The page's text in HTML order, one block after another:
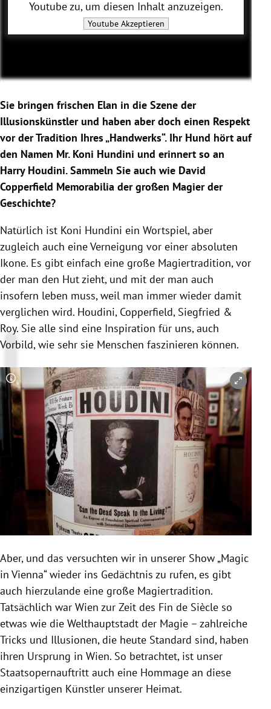
Youtubezu, um diesen Inhalt anzuzeigen.
YoutubeAkzeptieren
Sie bringen frischen Elan in die Szene der
Illusionskünstler und haben aber doch einen Respekt
vor der Tradition Ihres „Handwerks“. Ihr Hund hört auf
den Namen Mr. Koni Hundini und erinnert so an
Harry Houdini. Sammeln Sie auch wie David
Copperfield Memorabilia der großen Magier der
Geschichte?
Natürlich ist Koni Hundini ein Wortspiel, aber
zugleich auch eine Verneigung vor einer absoluten
Ikone. Es gibt einfach eine große Magiertradition, vor
der man den Hut zieht, und mit der man auch
insofern leben muss, weil man immer wieder damit
verglichen wird. Houdini, Copperfield, Siegfried &
Roy. Sie alle sind eine Inspiration für uns, auch
Vorbild, wie sehr sie Menschen faszinieren können.
Copyright-Hinweis öffnen/schließen
Aber, und das versuchten wir in unserer Show „Magic
in Vienna“ wieder ins Gedächtnis zu rufen, es gibt
auch hierzulande eine große Magiertradition.
Tatsächlich war Wien zur Zeit des Fin de Siècle so
etwas wie die Welthauptstadt der Magie – zahlreiche
Tricks und Illusionen, die heute Standard sind, haben
ihren Ursprung in Wien. So betrachtet, ist unser
Staatsopernauftritt auch eine Hommage an diese
einzigartigen Künstler unserer Heimat.